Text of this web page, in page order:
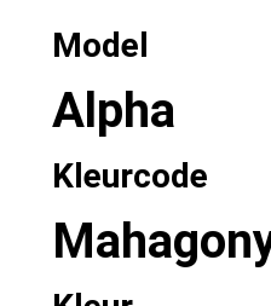
Model
Alpha
Kleurcode